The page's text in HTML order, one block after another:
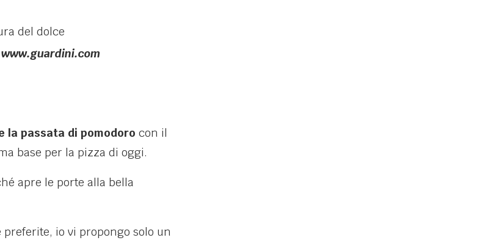
del dolce
www.guardini.com
la passata di pomodoro con il
base per la pizza di oggi.
apre le porte alla bella
io vi propongo solo un